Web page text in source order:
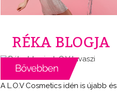
RÉKA BLOGJA
A L.O.V Cosmetics idén is újabb és